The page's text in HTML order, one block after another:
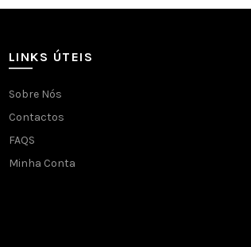
LINKS ÚTEIS
Sobre Nós
Contactos
FAQS
Minha Conta